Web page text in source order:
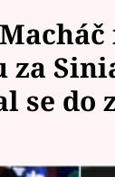
za
se do